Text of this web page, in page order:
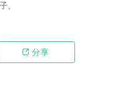
,
 分享